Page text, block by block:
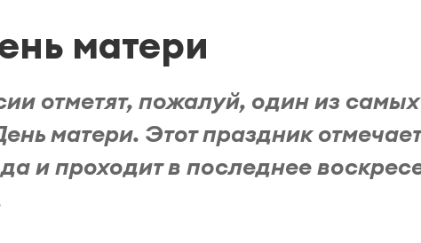
матери
отметят, пожалуй, один из самых
матери. Этот праздник
и проходит в последнее